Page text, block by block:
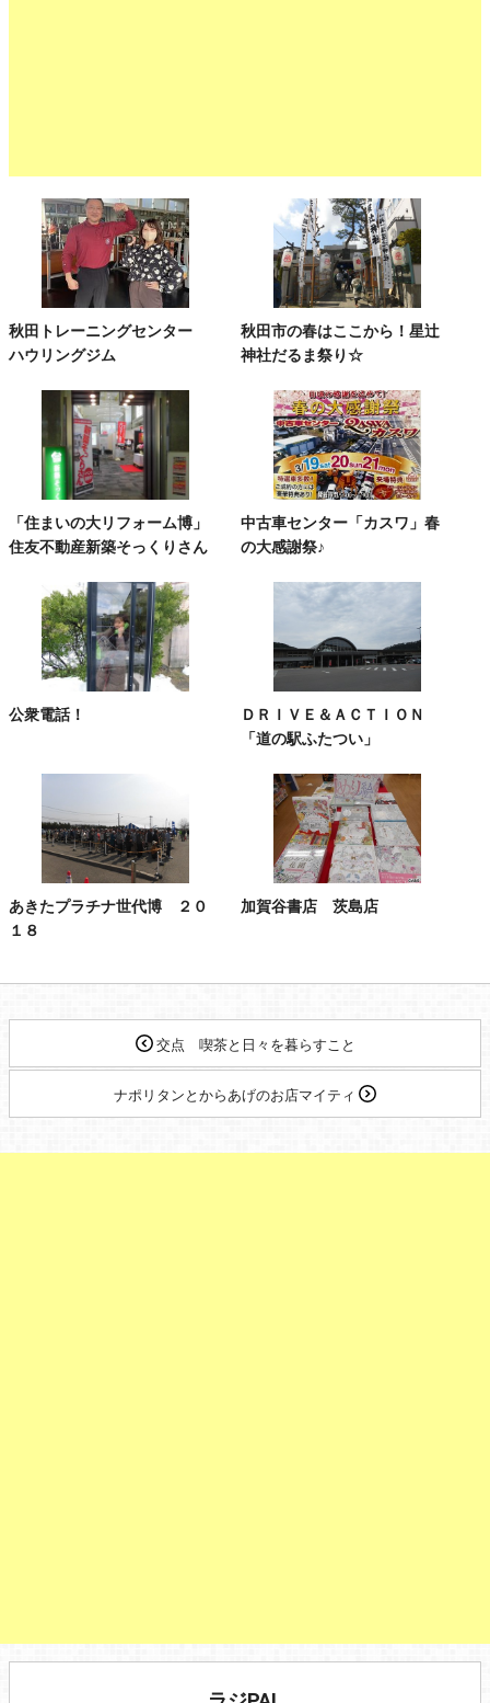
秋田トレーニングセンター
ハウリングジム
秋田市の春はここから！星辻
神社だるま祭り☆
「住まいの大リフォーム博」
住友不動産新築そっくりさん
中古車センター「カスワ」春
の大感謝祭♪
公衆電話！
ＤＲＩＶＥ＆ＡＣＴＩＯＮ
「道の駅ふたつい」
あきたプラチナ世代博 ２０
１８
加賀谷書店 茨島店
交点 喫茶と日々を暮らすこと
ナポリタンとからあげのお店マイティ